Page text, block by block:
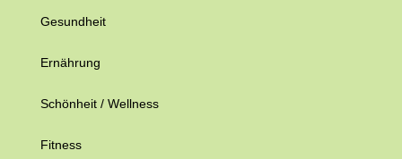
Gesundheit
Ernährung
Schönheit / Wellness
Fitness